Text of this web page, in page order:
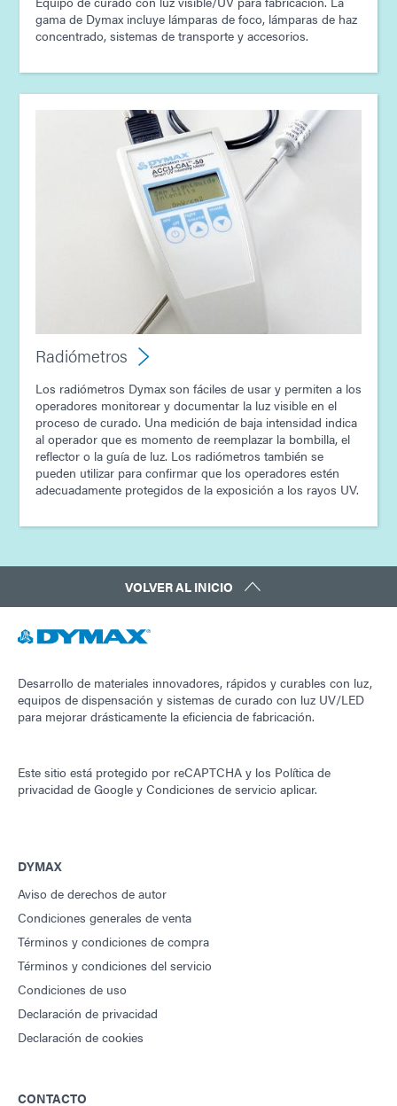
gama de Dymax incluye lámparas de foco, lámparas de haz
concentrado, sistemas de transporte y accesorios.
Radiómetros
Los radiómetros Dymax son fáciles de usar y permiten a los
operadores monitorear y documentar la luz visible en el
proceso de curado. Una medición de baja intensidad indica
al operador que es momento de reemplazar la bombilla, el
reflector o la guía de luz. Los radiómetros también se
pueden utilizar para confirmar que los operadores estén
adecuadamente protegidos de la exposición a los rayos UV.
VOLVER AL INICIO
Desarrollo de materiales innovadores, rápidos y curables con luz,
equipos de dispensación y sistemas de curado con luz UV/LED
para mejorar drásticamente la eficiencia de fabricación.
Este sitio está protegido por reCAPTCHA y los Política de
privacidad de Google y Condiciones de servicio aplicar.
DYMAX
Aviso de derechos de autor
Condiciones generales de venta
Términos y condiciones de compra
Términos y condiciones del servicio
Condiciones de uso
Declaración de privacidad
Declaración de cookies
CONTACTO